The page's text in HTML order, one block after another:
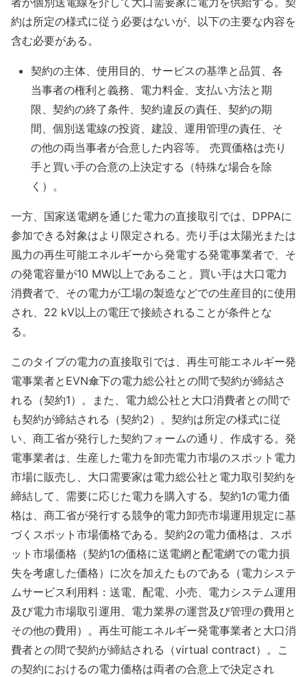
約は所定の様式に従う必要はないが、以下の主要な内容を
含む必要がある。
契約の主体、使用目的、サービスの基準と品質、各
当事者の権利と義務、電力料金、支払い方法と期
限、契約の終了条件、契約違反の責任、契約の期
間、個別送電線の投資、建設、運用管理の責任、そ
の他の両当事者が合意した内容等。 売買価格は売り
手と買い手の合意の上決定する（特殊な場合を除
く）。
一方、国家送電網を通じた電力の直接取引では、DPPAに
参加できる対象はより限定される。売り手は太陽光または
風力の再生可能エネルギーから発電する発電事業者で、そ
の発電容量が10 MW以上であること。買い手は大口電力
消費者で、その電力が工場の製造などでの生産目的に使用
され、22 kV以上の電圧で接続されることが条件とな
る。
このタイプの電力の直接取引では、再生可能エネルギー発
電事業者とEVN傘下の電力総公社との間で契約が締結さ
れる（契約1）。また、電力総公社と大口消費者との間で
も契約が締結される（契約2）。契約は所定の様式に従
い、商工省が発行した契約フォームの通り、作成する。発
電事業者は、生産した電力を卸売電力市場のスポット電力
市場に販売し、大口需要家は電力総公社と電力取引契約を
締結して、需要に応じた電力を購入する。契約1の電力価
格は、商工省が発行する競争的電力卸売市場運用規定に基
づくスポット市場価格である。契約2の電力価格は、スポ
ット市場価格（契約1の価格に送電網と配電網での電力損
失を考慮した価格）に次を加えたものである（電力システ
ムサービス利用料：送電、配電、小売、電力システム運用
及び電力市場取引運用、電力業界の運営及び管理の費用と
その他の費用）。再生可能エネルギー発電事業者と大口消
費者との間で契約が締結される（virtual contract）。こ
の契約におけるの電力価格は両者の合意上で決定され